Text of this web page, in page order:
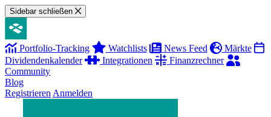
Sidebar schließen
Portfolio-Tracking Watchlists News Feed
Märkte
Dividendenkalender
Integrationen
Finanzrechner
Community
Blog
Registrieren Anmelden